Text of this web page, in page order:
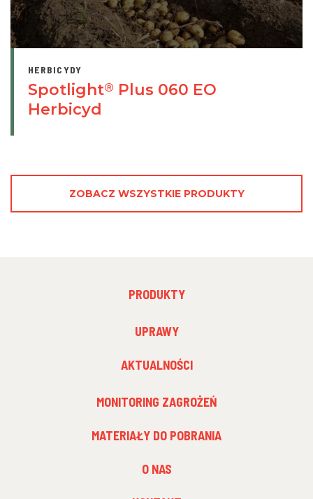
HERBICYDY
Spotlight® Plus 060 EO
Herbicyd
ZOBACZ WSZYSTKIE PRODUKTY
PRODUKTY
UPRAWY
AKTUALNOŚCI
MONITORING ZAGROŻEŃ
MATERIAŁY DO POBRANIA
O NAS